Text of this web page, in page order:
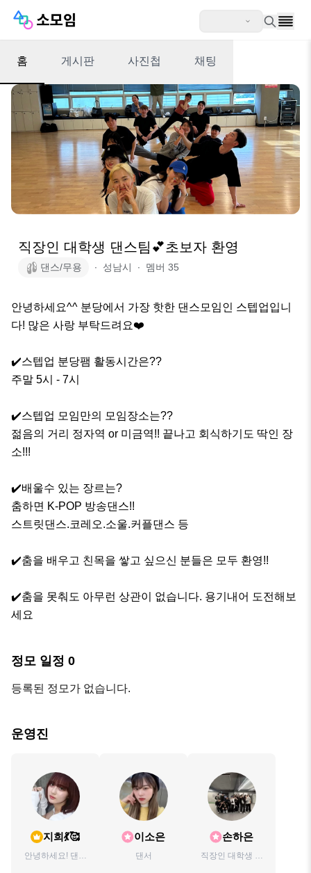
홈 게시판 사진첩 채팅
직장인 대학생 댄스팀💕초보자 환영
댄스/무용 ∙ 성남시 ∙ 멤버 35
안녕하세요^^ 분당에서 가장 핫한 댄스모임인 스텝업입니
다! 많은 사랑 부탁드려요❤️
✔️스텝업 분당팸 활동시간은??
주말 5시 - 7시
✔️스텝업 모임만의 모임장소는??
젊음의 거리 정자역 or 미금역!! 끝나고 회식하기도 딱인 장
소!!!
✔️배울수 있는 장르는?
춤하면 K-POP 방송댄스!!
스트릿댄스.코레오.소울.커플댄스 등
✔️춤을 배우고 친목을 쌓고 싶으신 분들은 모두 환영!!
✔️춤을 못춰도 아무런 상관이 없습니다. 용기내어 도전해보
세요
정모 일정 0
등록된 정모가 없습니다.
운영진
지희💃🥰
안녕하세요! 댄서
이소은
댄서
손하은
직장인 대학생 댄